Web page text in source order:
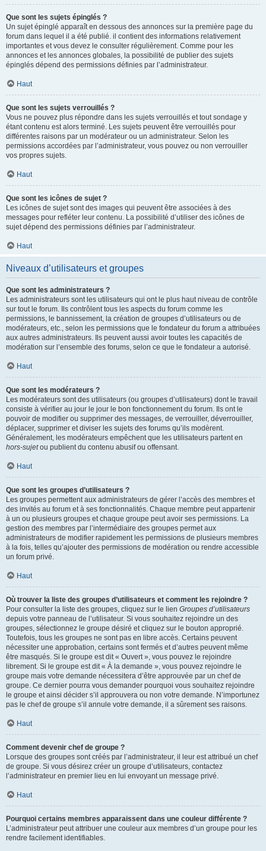
Que sont les sujets épinglés ?
Un sujet épinglé apparaît en dessous des annonces sur la première page du
forum dans lequel il a été publié. il contient des informations relativement
importantes et vous devez le consulter régulièrement. Comme pour les
annonces et les annonces globales, la possibilité de publier des sujets
épinglés dépend des permissions définies par l’administrateur.
Haut
Que sont les sujets verrouillés ?
Vous ne pouvez plus répondre dans les sujets verrouillés et tout sondage y
étant contenu est alors terminé. Les sujets peuvent être verrouillés pour
différentes raisons par un modérateur ou un administrateur. Selon les
permissions accordées par l’administrateur, vous pouvez ou non verrouiller
vos propres sujets.
Haut
Que sont les icônes de sujet ?
Les icônes de sujet sont des images qui peuvent être associées à des
messages pour refléter leur contenu. La possibilité d’utiliser des icônes de
sujet dépend des permissions définies par l’administrateur.
Haut
Niveaux d’utilisateurs et groupes
Que sont les administrateurs ?
Les administrateurs sont les utilisateurs qui ont le plus haut niveau de contrôle
sur tout le forum. Ils contrôlent tous les aspects du forum comme les
permissions, le bannissement, la création de groupes d’utilisateurs ou de
modérateurs, etc., selon les permissions que le fondateur du forum a attribuées
aux autres administrateurs. Ils peuvent aussi avoir toutes les capacités de
modération sur l’ensemble des forums, selon ce que le fondateur a autorisé.
Haut
Que sont les modérateurs ?
Les modérateurs sont des utilisateurs (ou groupes d’utilisateurs) dont le travail
consiste à vérifier au jour le jour le bon fonctionnement du forum. Ils ont le
pouvoir de modifier ou supprimer des messages, de verrouiller, déverrouiller,
déplacer, supprimer et diviser les sujets des forums qu’ils modèrent.
Généralement, les modérateurs empêchent que les utilisateurs partent en
hors-sujetou publient du contenu abusif ou offensant.
Haut
Que sont les groupes d’utilisateurs ?
Les groupes permettent aux administrateurs de gérer l’accès des membres et
des invités au forum et à ses fonctionnalités. Chaque membre peut appartenir
à un ou plusieurs groupes et chaque groupe peut avoir ses permissions. La
gestion des membres par l’intermédiaire des groupes permet aux
administrateurs de modifier rapidement les permissions de plusieurs membres
à la fois, telles qu’ajouter des permissions de modération ou rendre accessible
un forum privé.
Haut
Où trouver la liste des groupes d’utilisateurs et comment les rejoindre ?
Pour consulter la liste des groupes, cliquez sur le lien Groupes d’utilisateurs
depuis votre panneau de l’utilisateur. Si vous souhaitez rejoindre un des
groupes, sélectionnez le groupe désiré et cliquez sur le bouton approprié.
Toutefois, tous les groupes ne sont pas en libre accès. Certains peuvent
nécessiter une approbation, certains sont fermés et d’autres peuvent même
être masqués. Si le groupe est dit « Ouvert », vous pouvez le rejoindre
librement. Si le groupe est dit « À la demande », vous pouvez rejoindre le
groupe mais votre demande nécessitera d’être approuvée par un chef de
groupe. Ce dernier pourra vous demander pourquoi vous souhaitez rejoindre
le groupe et ainsi décider s’il approuvera ou non votre demande. N’importunez
pas le chef de groupe s’il annule votre demande, il a sûrement ses raisons.
Haut
Comment devenir chef de groupe ?
Lorsque des groupes sont créés par l’administrateur, il leur est attribué un chef
de groupe. Si vous désirez créer un groupe d’utilisateurs, contactez
l’administrateur en premier lieu en lui envoyant un message privé.
Haut
Pourquoi certains membres apparaissent dans une couleur différente ?
L’administrateur peut attribuer une couleur aux membres d’un groupe pour les
rendre facilement identifiables.